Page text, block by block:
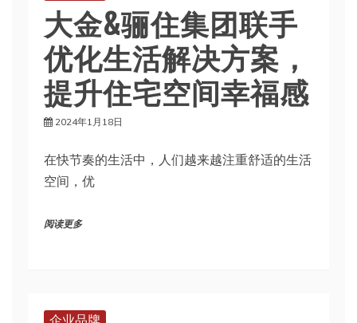
大金&骊住集团联手
优化生活解决方案，
提升住宅空间幸福感
2024年1月18日
在快节奏的生活中，人们越来越注重舒适的生活
空间，优
阅读更多
企业品牌